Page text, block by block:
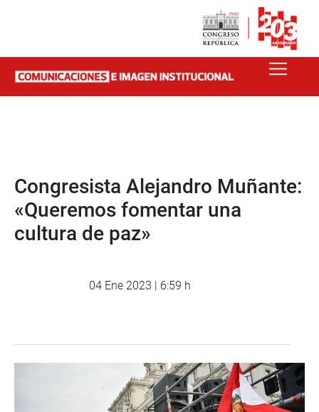
Congresista Alejandro Muñante:
«Queremos fomentar una
cultura de paz»
04 Ene 2023 | 6:59 h